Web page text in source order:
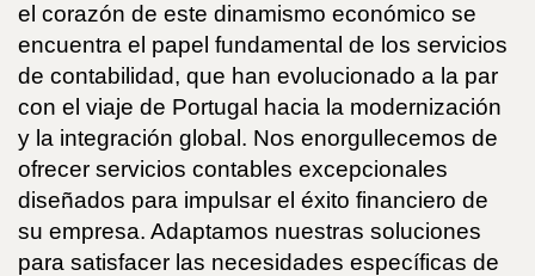
el corazón de este dinamismo económico se
encuentra el papel fundamental de los servicios
de contabilidad, que han evolucionado a la par
con el viaje de Portugal hacia la modernización
y la integración global. Nos enorgullecemos de
ofrecer servicios contables excepcionales
diseñados para impulsar el éxito financiero de
su empresa. Adaptamos nuestras soluciones
para satisfacer las necesidades específicas de